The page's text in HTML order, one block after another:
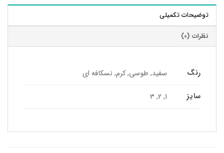
توضیحات تکمیلی
نظرات (0)
رنگ سفید, طوسی, کرم, نسکافه ای
سایز 1, 2, 3